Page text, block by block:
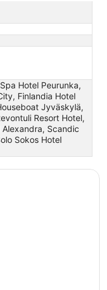
Hotel Peurunka,
Finlandia Hotel
Jyväskylä,
Resort Hotel,
Scandic
Sokos Hotel